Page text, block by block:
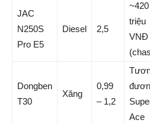
JAC
N250S
Pro E5
Diesel 2,5
~420
triệu
VNĐ
Dongben
T30
Xăng
0,99
– 1,2
Ace